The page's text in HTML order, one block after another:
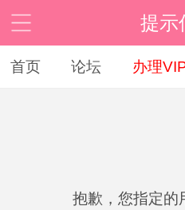
提示
首页 论坛 办理
抱歉，您指定的